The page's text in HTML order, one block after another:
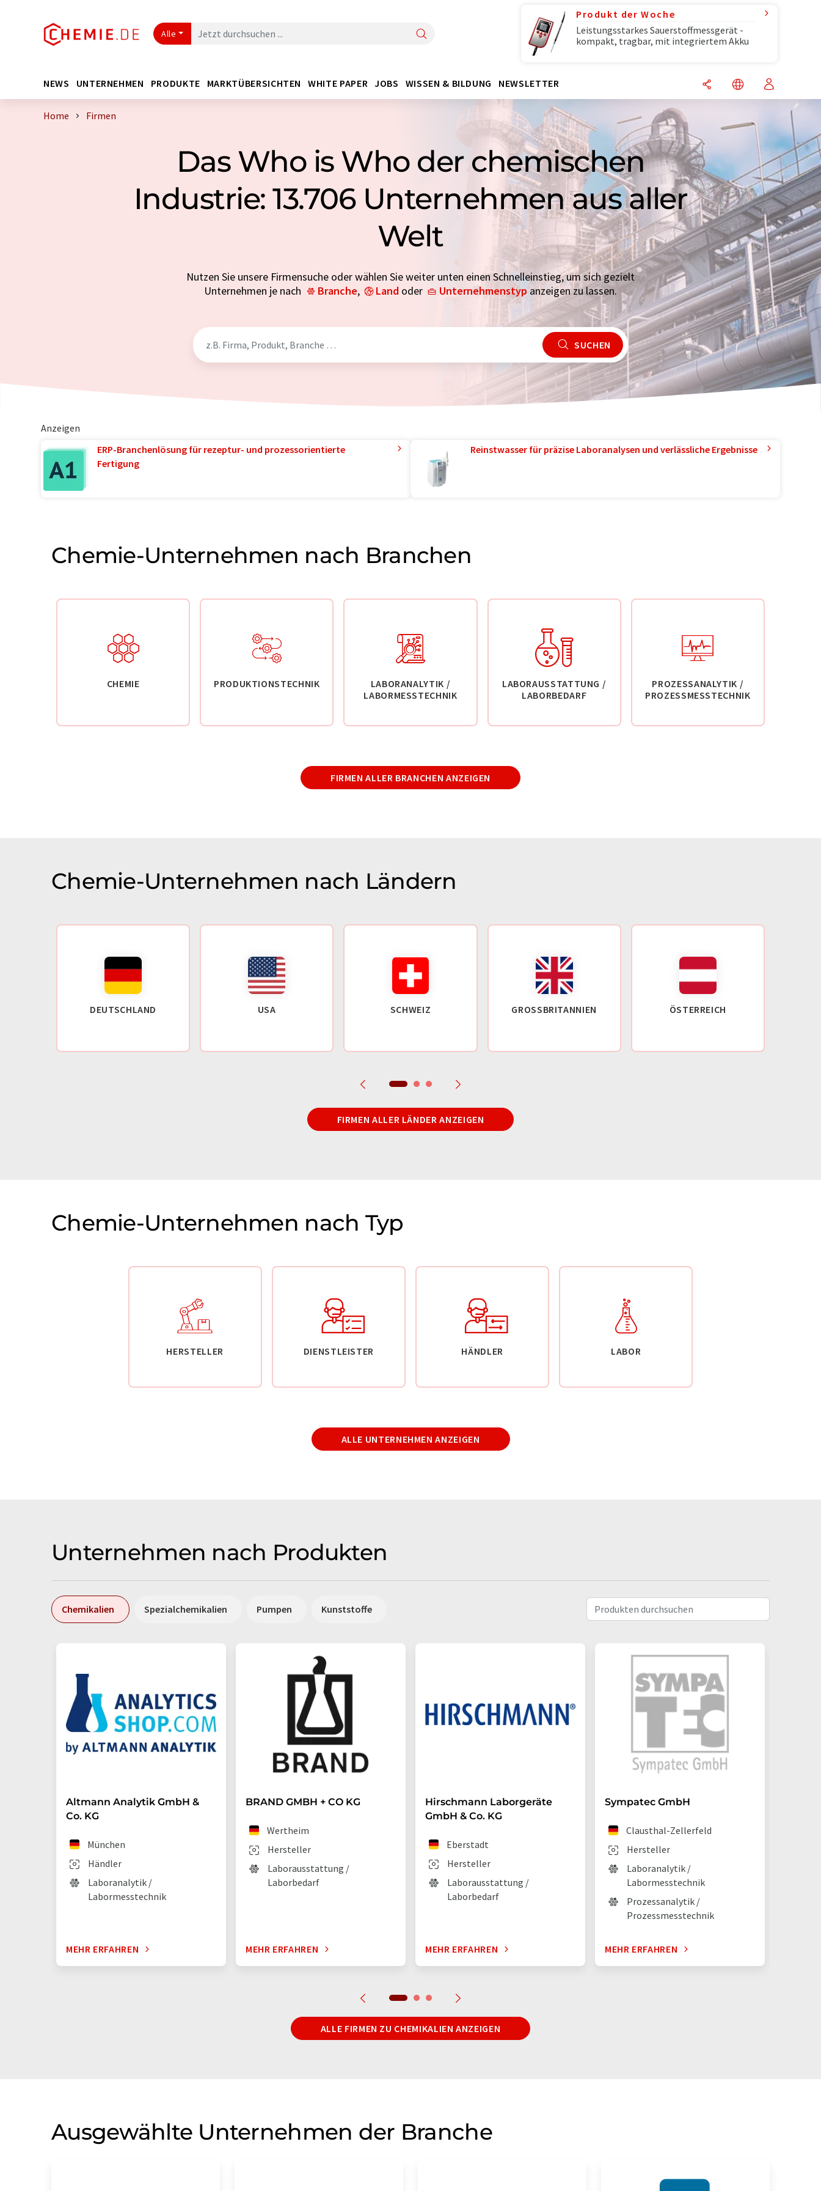
Alle
Produkt der Woche
Leistungsstarkes Sauerstoffmessgerät -
kompakt, tragbar, mit integriertem Akku
NEWS UNTERNEHMEN PRODUKTE MARKTÜBERSICHTEN WHITE PAPER JOBS WISSEN & BILDUNG NEWSLETTER
Home Firmen
Das Who is Who der chemischen
Industrie: 13.706 Unternehmen aus aller
Welt
Nutzen Sie unsere Firmensuche oder wählen Sie weiter unten einen Schnelleinstieg, um sich gezielt
Unternehmen je nach
Branche, Land oder Unternehmenstypanzeigen zu lassen.
SUCHEN
Anzeigen
ERP-Branchenlösung für rezeptur- und prozessorientierte
Fertigung
Reinstwasser für präzise Laboranalysen und verlässliche Ergebnisse
Chemie-Unternehmen nach Branchen
CHEMIE PRODUKTIONSTECHNIK
LABORANALYTIK /
LABORMESSTECHNIK
LABORAUSSTATTUNG /
LABORBEDARF
PROZESSANALYTIK /
PROZESSMESSTECHNIK
FIRMEN ALLER BRANCHEN ANZEIGEN
Chemie-Unternehmen nach Ländern
DEUTSCHLAND USA SCHWEIZ GROSSBRITANNIEN ÖSTERREICH
FIRMEN ALLER LÄNDER ANZEIGEN
Chemie-Unternehmen nach Typ
HERSTELLER DIENSTLEISTER HÄNDLER LABOR
ALLE UNTERNEHMEN ANZEIGEN
Unternehmen nach Produkten
Chemikalien Spezialchemikalien Pumpen Kunststoffe
Altmann Analytik GmbH &
Co. KG
Händler
München
Laboranalytik /
Labormesstechnik
MEHR ERFAHREN
BRAND GMBH + CO KG
Hersteller
Wertheim
Laborausstattung /
Laborbedarf
MEHR ERFAHREN
Hirschmann Laborgeräte
GmbH & Co. KG
Hersteller
Eberstadt
Laborausstattung /
Laborbedarf
MEHR ERFAHREN
Sympatec GmbH
Hersteller
Clausthal-Zellerfeld
Laboranalytik /
Labormesstechnik
Prozessanalytik /
Prozessmesstechnik
MEHR ERFAHREN
ALLE FIRMEN ZU CHEMIKALIEN ANZEIGEN
Ausgewählte Unternehmen der Branche